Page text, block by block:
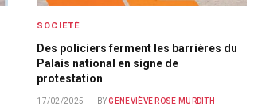
SOCIETÉ
Des policiers ferment les barrières du
Palais national en signe de
protestation
17/02/2025 BY GENEVIÈVE ROSE MURDITH